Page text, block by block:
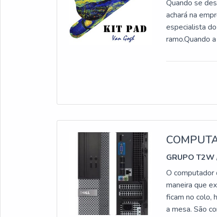
bom
oferece
CERTA
variadas que
para por aí,
Quando se
achará na
especialista
ramo.Quando
PAD COM
personalizado
demonstrar
em materiais
segmento;
alta qualidade
com apoio de
pelos
GRUPO T2W
O
maneira que
ficam no colo,
a mesa. São